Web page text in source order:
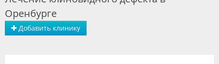
Обучение
Вакансии
Добавить клинику
Оренбурге